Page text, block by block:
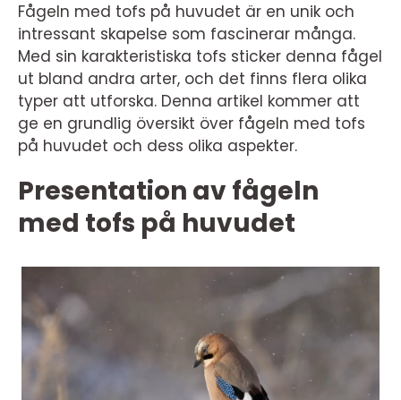
Fågeln med tofs på huvudet är en unik och
intressant skapelse som fascinerar många.
Med sin karakteristiska tofs sticker denna fågel
ut bland andra arter, och det finns flera olika
typer att utforska. Denna artikel kommer att
ge en grundlig översikt över fågeln med tofs
på huvudet och dess olika aspekter.
Presentation av fågeln
med tofs på huvudet